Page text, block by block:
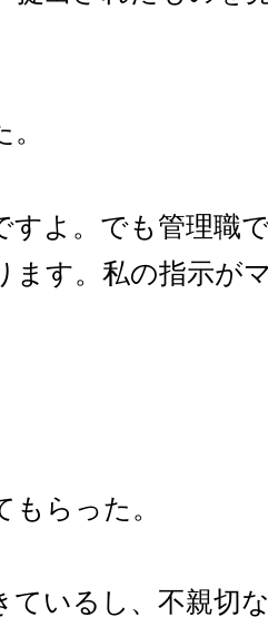
すよ。でも管理職
ます。私の指示が
らった。
ているし、不親切